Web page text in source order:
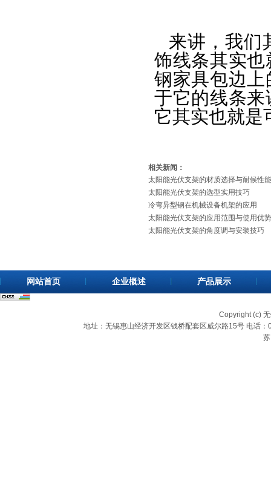
来讲，我们
饰线条其实
钢家具包边
于它的线条
它其实也就是
相关新闻：
太阳能光伏支架的材质选择与耐候性能
太阳能光伏支架的选型实用技巧
冷弯异型钢在机械设备机架的应用
太阳能光伏支架的应用范围与使用优势
太阳能光伏支架的角度调与安装技巧
网站首页 企业概述 产品展示
Copyright (c)
地址：无锡惠山经济开发区钱桥配套区威尔路15号 电话